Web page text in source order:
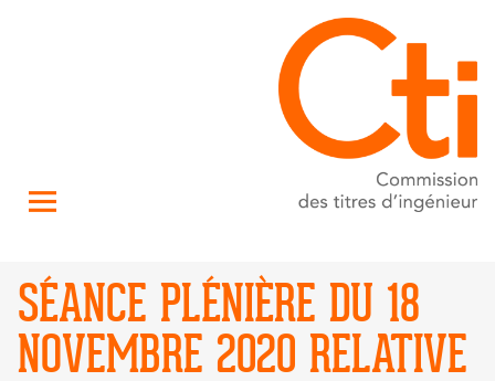
SÉANCE PLÉNIÈRE DU 18
NOVEMBRE 2020 RELATIVE